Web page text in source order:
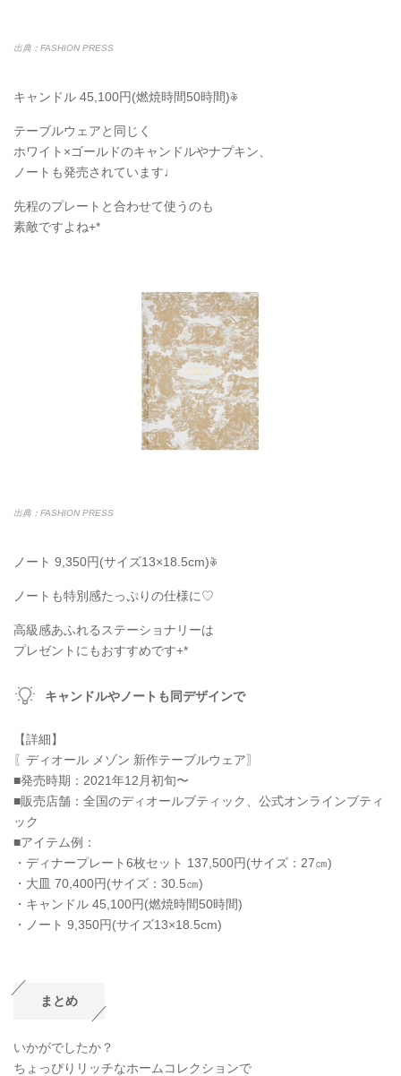
出典：FASHION PRESS
キャンドル 45,100円(燃焼時間50時間)𖦞
テーブルウェアと同じく
ホワイト×ゴールドのキャンドルやナプキン、
ノートも発売されています♩
先程のプレートと合わせて使うのも
素敵ですよね+*
出典：FASHION PRESS
ノート 9,350円(サイズ13×18.5cm)𖦞
ノートも特別感たっぷりの仕様に♡
高級感あふれるステーショナリーは
プレゼントにもおすすめです+*
キャンドルやノートも同デザインで
【詳細】
〖ディオール メゾン 新作テーブルウェア〗
■発売時期：2021年12月初旬〜
■販売店舗：全国のディオールブティック、公式オンラインブティ
ック
■アイテム例：
・ディナープレート6枚セット 137,500円(サイズ：27㎝)
・大皿 70,400円(サイズ：30.5㎝)
・キャンドル 45,100円(燃焼時間50時間)
・ノート 9,350円(サイズ13×18.5cm)
まとめ
いかがでしたか？
ちょっぴりリッチなホームコレクションで